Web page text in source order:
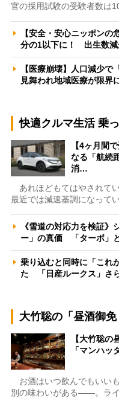
官の採用試験の受験者数は
【安全・安心ニッポン
分の1以下に！ 出生数
【医療崩壊】人口減少
見舞われ地域医療が限
快適クルマ生活 乗
【4ヶ月間
なる「航続
消…
あれほどもてはやされて
最近では減速基調になって
《雪道の対応力を検証》
ー」の真価 「ターボ」
乗り込むと同時に「これ
た 「日産ルークス」さ
大竹聡の「昼酒御免
【大竹聡の
「マンハ
お酒はいつ飲んでもいい
別の味わいがある――。ラ